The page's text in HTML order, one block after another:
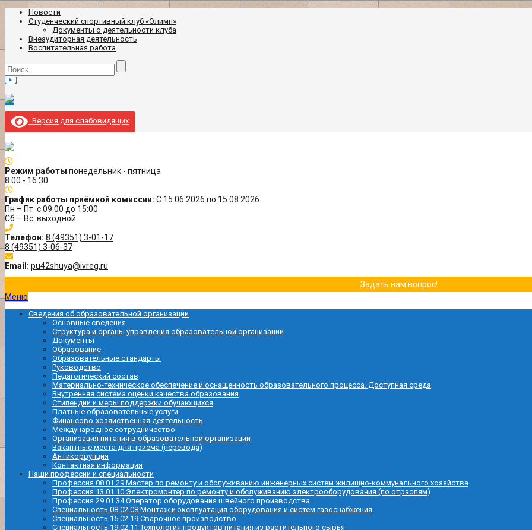
Новости
Студенческий спортивный клуб «Олимп»
Документы о деятельности клуба
Внеаудиторная деятельность
Воспитательная работа
Версия для слабовидящих
Режим работы понедельник - пятница
8:00 - 16:30
График работы приёмной комиссии: С 15.06.2026 по 15.08.2026
Пн – Пт: с 09:00 до 15:00
Сб – Вс: выходной
Телефон: 8 (49351) 3-01-17
8 (49351) 3-06-37
Email: pu42shuya@ivreg.ru
Задать нам вопрос!
Меню
Сведения об образовательной организации
Основные сведения
Структура и органы управления образовательной организации
Документы
Образование
Образовательные стандарты
Руководство
Педагогический состав
Материально-техническое обеспечение и оснащенность образовательного процесса. Доступная среда
Внутренняя система оценки качества образования
Стипендии и меры поддержки обучающихся
Платные образовательные услуги
Финансово-хозяйственная деятельность
Международное сотрудничество
Организация питания в образовательной организации
Вакантные места для приёма (перевода)
Антикоррупция
Контактная информация
Наши профессии и специальности
Профессия 08.01.29 Мастер по ремонту и обслуживанию инженерных систем жилищно-коммунального хозяйства
Профессия 13.01.10 Электромонтер по ремонту и обслуживанию электрооборудования (по отраслям)
Профессия 29.01.34 Оператор оборудования швейного производства
Специальность 08.02.08 Монтаж и эксплуатация оборудования и систем газоснабжения
Специальность 15.02.19 Сварочное производство
Специальность 19.02.11 Технология продуктов питания из растительного сырья